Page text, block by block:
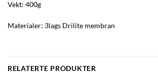
Vekt: 400g
Materialer: 3lags Drilite membran
RELATERTE PRODUKTER